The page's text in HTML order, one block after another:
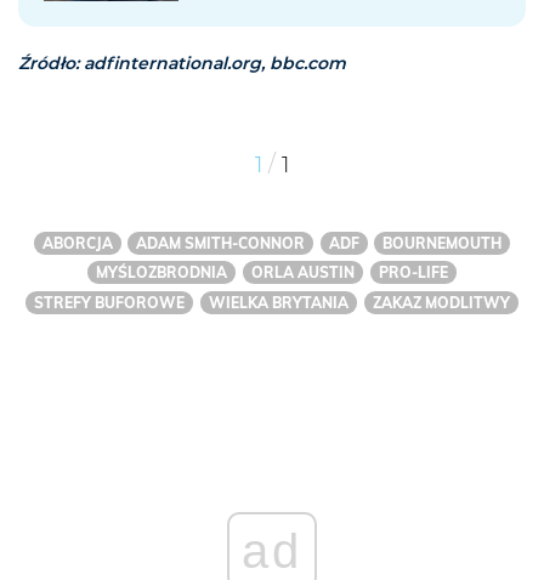
Źródło: adfinternational.org, bbc.com
1 / 1
ABORCJA ADAM SMITH-CONNOR ADF
BOURNEMOUTH
MYŚLOZBRODNIA
ORLA AUSTIN
PRO-LIFE
STREFY BUFOROWE
WIELKA BRYTANIA ZAKAZ MODLITWY
ad